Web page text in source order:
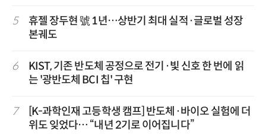
5
휴젤 장두현 號 1년…상반기 최대 실적·글로벌 성장
본궤도
6
KIST, 기존 반도체 공정으로 전기·빛 신호 한 번에 읽
는 '광반도체 BCI 칩' 구현
7
[K-과학인재 고등학생 캠프] 반도체·바이오 실험에 더
위도 잊었다… “내년 2기로 이어집니다”